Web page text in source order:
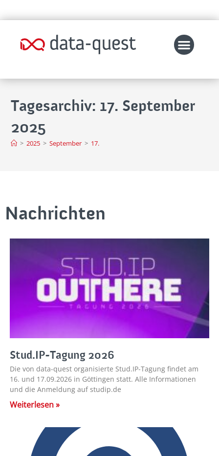
Tagesarchiv: 17. September
2025
> 2025 > September > 17.
Nachrichten
Stud.IP-Tagung 2026
Die von data-quest organisierte Stud.IP-Tagung findet am
16. und 17.09.2026 in Göttingen statt. Alle Informationen
und die Anmeldung auf studip.de
Weiterlesen »